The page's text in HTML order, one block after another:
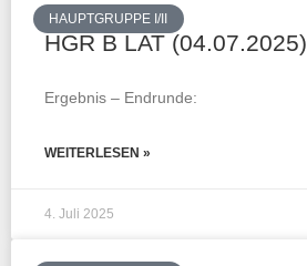
HAUPTGRUPPE I/II
HGR B LAT (04.07.2025)
Ergebnis – Endrunde:
WEITERLESEN »
4. Juli 2025